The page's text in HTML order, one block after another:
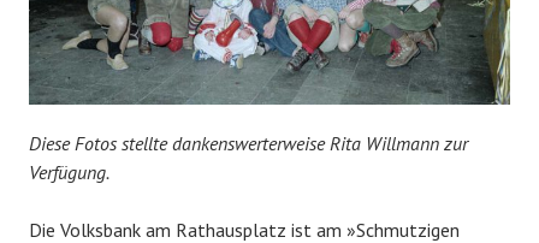
Diese Fotos stellte dankenswerterweise Rita Willmann zur
Verfügung.
Die Volksbank am Rathausplatz ist am »Schmutzigen